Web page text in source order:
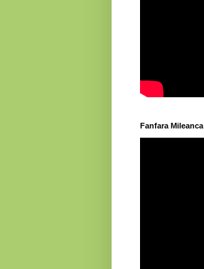
Fanfara Mileanca